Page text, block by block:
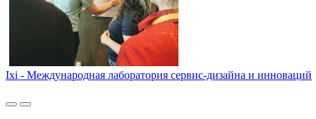
Ixi - Международная лаборатория сервис-дизайна и инноваций